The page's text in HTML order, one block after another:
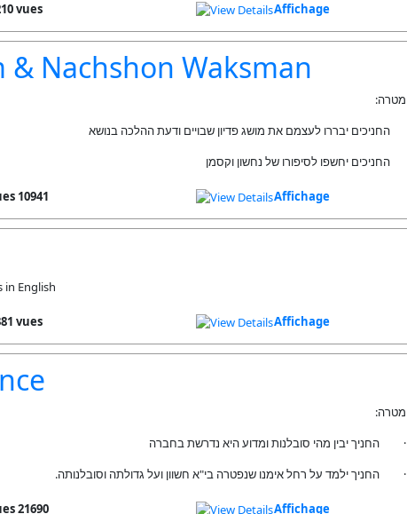
vues Affichage
& Nachshon Waksman
מטרה:
החניכים יבררו לעצמם את מושג פדיון שבויים ודעת ההלכה בנושא
החניכים יחשפו לסיפורו של נחשון וקסמן
10941 vues Affichage
in English
vues Affichage
מטרה:
· החניך יבין מהי סובלנות ומדוע היא נדרשת בחברה
· החניך ילמד על רחל אימנו שנפטרה בי"א חשוון ועל גדולתה וסובלנותה.
21690 vues Affichage